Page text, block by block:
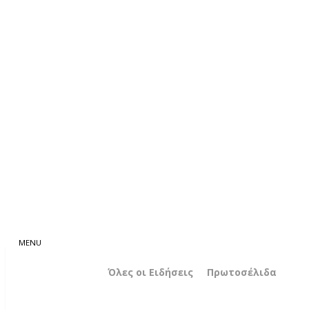
Όλες οι Ειδήσεις Πρωτοσέλιδα